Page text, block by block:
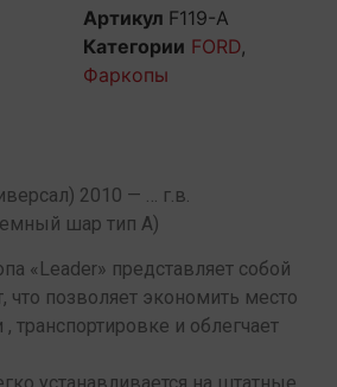
Артикул F119-A
Категории FORD,
Фаркопы
2010 — … г.в.
шар тип А)
«Leader» представляет собой
что позволяет экономить место
транспортировке и облегчает